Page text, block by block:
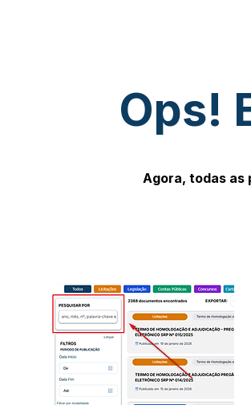
Ops!
Agora, todas as